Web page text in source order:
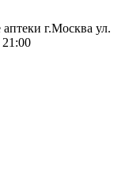
г.Москва ул.
21:00